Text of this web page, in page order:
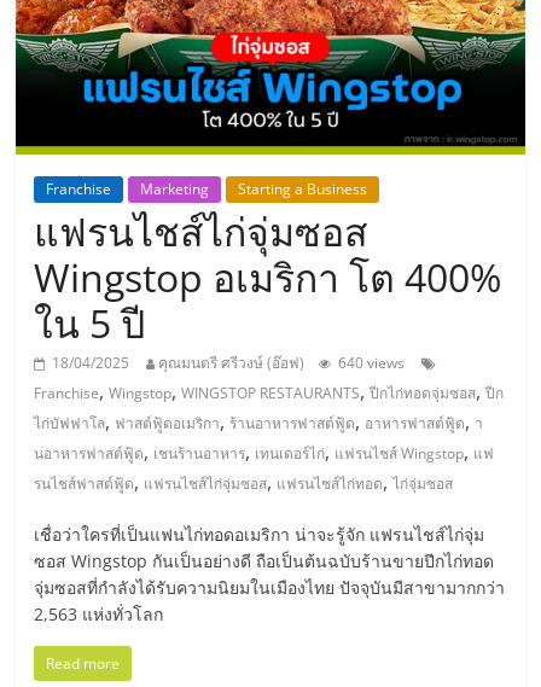
ThaiSMEsCenter,
รวม
ธุรกิจ
เอ
ส
เอ็
มอี
ไทย,
SMEs,
แฟ
Franchise Marketing Starting a Business
แฟรนไชส์ไก่จุ่มซอส
Wingstop อเมริกา โต 400%
ใน 5 ปี
18/04/2025 คุณมนตรี ศรีวงษ์ (อ๊อฟ)
640 views
Franchise,Wingstop,WINGSTOP RESTAURANTS,ปีกไก่ทอดจุ่มซอส,ปีก
ไก่บัฟฟาโล, ฟาสต์ฟู้ดอเมริกา, ร้านอาหารฟาสต์ฟู้ด, อาหารฟาสต์ฟู้ด, า
นอาหารฟาสต์ฟู้ด, เชนร้านอาหาร, เทนเดอร์ไก่, แฟรนไชส์ Wingstop, แฟ
รนไชส์ฟาสต์ฟู้ด, แฟรนไชส์ไก่จุ่มซอส, แฟรนไชส์ไก่ทอด,ไก่จุ่มซอส
เชื่อว่าใครที่เป็นแฟนไก่ทอดอเมริกา น่าจะรู้จัก แฟรนไชส์ไก่จุ่ม
ซอส Wingstop กันเป็นอย่างดี ถือเป็นต้นฉบับร้านขายปีกไก่ทอด
จุ่มซอสที่กำลังได้รับความนิยมในเมืองไทย ปัจจุบันมีสาขามากกว่า
2,563 แห่งทั่วโลก
Read more